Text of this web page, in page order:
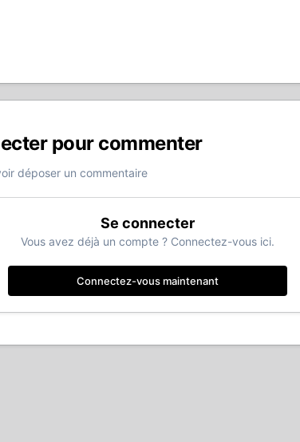
pour commenter
déposer un commentaire
Se connecter
Vous avez déjà un compte ? Connectez-vous ici.
Connectez-vous maintenant